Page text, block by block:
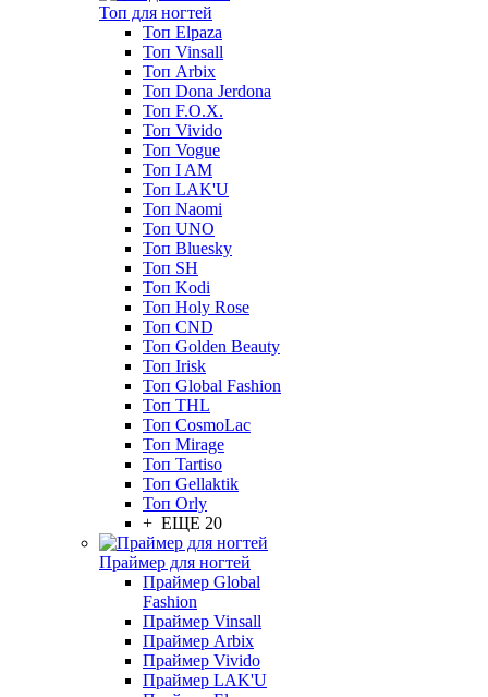
Топ для ногтей
Топ Elpaza
Топ Vinsall
Топ Arbix
Топ Dona Jerdona
Топ F.O.X.
Топ Vivido
Топ Vogue
Топ I AM
Топ LAK'U
Топ Naomi
Топ UNO
Топ Bluesky
Топ SH
Топ Kodi
Топ Holy Rose
Топ CND
Топ Golden Beauty
Топ Irisk
Топ Global Fashion
Топ THL
Топ CosmoLac
Топ Mirage
Топ Tartiso
Топ Gellaktik
Топ Orly
+ ЕЩЕ 20
Праймер для ногтей
Праймер Global
Fashion
Праймер Vinsall
Праймер Arbix
Праймер Vivido
Праймер LAK'U